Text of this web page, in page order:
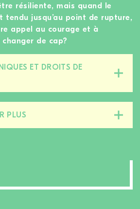
résiliente, mais quand le
tendu jusqu’au point de rupture,
appel au courage et à
de cap?
ET DROITS DE
PLUS
cette